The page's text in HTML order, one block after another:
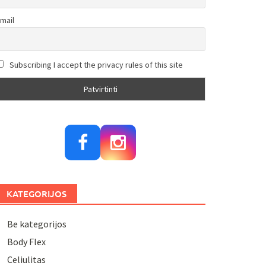
Subscribing I accept the privacy rules of this site
KATEGORIJOS
Be kategorijos
Body Flex
Celiulitas